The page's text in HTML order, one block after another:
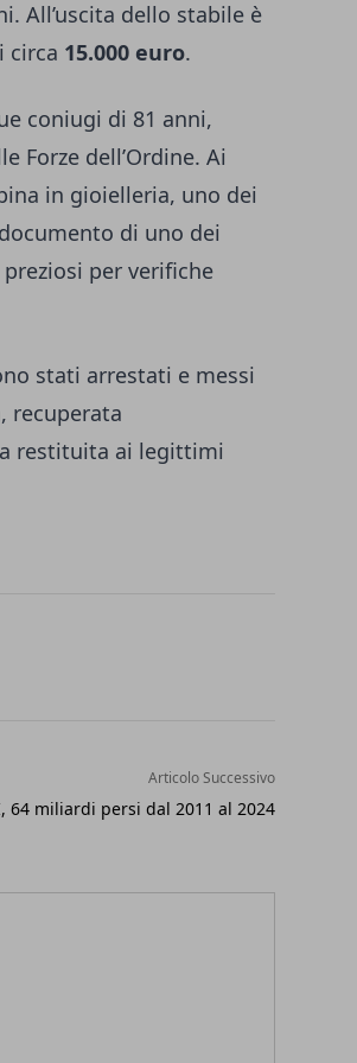
All’uscita dello stabile è
circa 15.000 euro.
coniugi di 81 anni,
Forze dell’Ordine. Ai
in gioielleria, uno dei
di uno dei
per verifiche
stati arrestati e messi
recuperata
restituita ai legittimi
Articolo Successivo
64 miliardi persi dal 2011 al 2024